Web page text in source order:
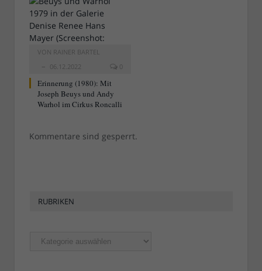
VON RAINER BARTEL
06.12.2022
0
Erinnerung (1980): Mit
Joseph Beuys und Andy
Warhol im Cirkus Roncalli
Kommentare sind gesperrt.
RUBRIKEN
Rubriken